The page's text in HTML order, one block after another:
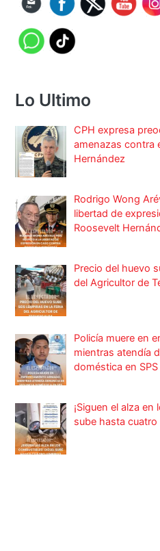
Lo Ultimo
CPH expresa
amenazas contra
Hernández
Rodrigo Wong
libertad de
Roosevelt
Precio del huevo
del Agricultor de
Policía muere en
mientras atendía
doméstica en SPS
¡Siguen el alza
sube hasta cuatro